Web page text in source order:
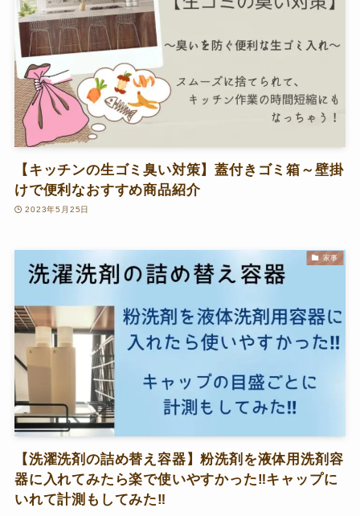
【キッチンの生ゴミ臭い対策】蓋付きゴミ箱～壁掛
けで便利なおすすめ商品紹介
2023年5月25日
家事
【洗濯洗剤の詰め替え容器】粉洗剤を液体用洗剤容
器に入れてみたら楽で使いやすかった‼キャップに
いれて計測もしてみた‼